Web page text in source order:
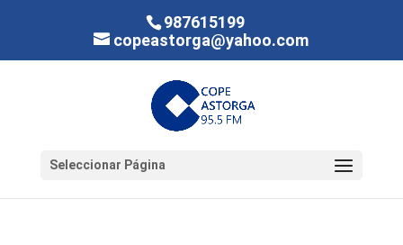
987615199
copeastorga@yahoo.com
Seleccionar Página